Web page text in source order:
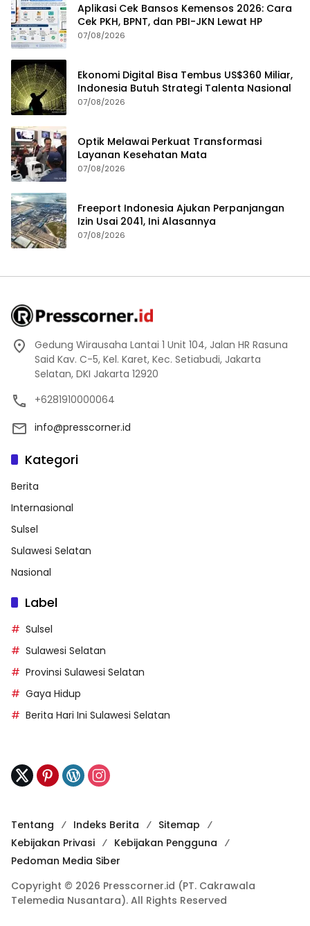
Aplikasi Cek Bansos Kemensos 2026: Cara
Cek PKH, BPNT, dan PBI-JKN Lewat HP
07/08/2026
Ekonomi Digital Bisa Tembus US$360 Miliar,
Indonesia Butuh Strategi Talenta Nasional
07/08/2026
Optik Melawai Perkuat Transformasi
Layanan Kesehatan Mata
07/08/2026
Freeport Indonesia Ajukan Perpanjangan
Izin Usai 2041, Ini Alasannya
07/08/2026
Gedung Wirausaha Lantai 1 Unit 104, Jalan HR Rasuna
Said Kav. C-5, Kel. Karet, Kec. Setiabudi, Jakarta
Selatan, DKI Jakarta 12920
+6281910000064
info@presscorner.id
Kategori
Berita
Internasional
Sulsel
Sulawesi Selatan
Nasional
Label
Sulsel
Sulawesi Selatan
Provinsi Sulawesi Selatan
Gaya Hidup
Berita Hari Ini Sulawesi Selatan
Tentang Indeks Berita
Sitemap
Kebijakan Privasi
Kebijakan Pengguna
Pedoman Media Siber
Copyright © 2026 Presscorner.id (PT. Cakrawala
Telemedia Nusantara). All Rights Reserved